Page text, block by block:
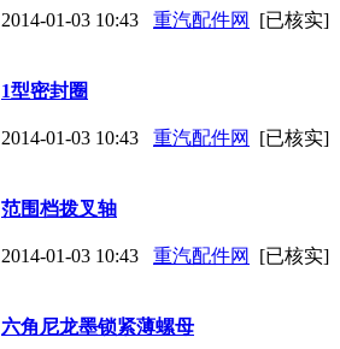
2014-01-03 10:43 重汽配件网 [已核实]
1型密封圈
2014-01-03 10:43 重汽配件网 [已核实]
范围档拨叉轴
2014-01-03 10:43 重汽配件网 [已核实]
六角尼龙墨锁紧薄螺母